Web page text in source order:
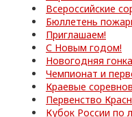
Всероссийские
Бюллетень
Приглашаем!
С Новым годом!
Новогодняя
Чемпионат и
Краевые
Первенство
Кубок России по